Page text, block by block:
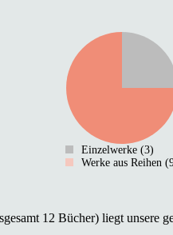
Einzelwerke (3)
Werke aus Reihen
12 Bücher) liegt unsere